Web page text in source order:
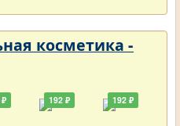
косметика -
192 ₽ 192 ₽